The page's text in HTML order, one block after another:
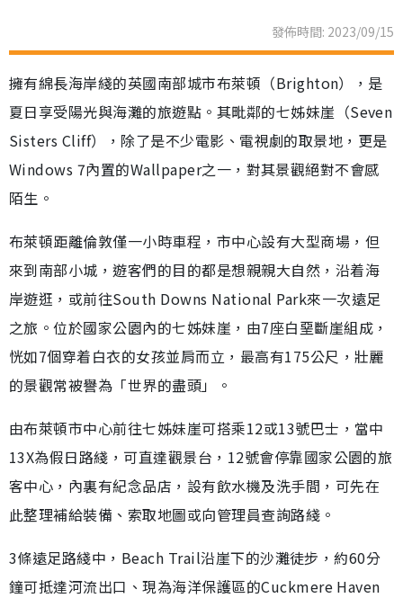
發佈時間: 2023/09/15
擁有綿長海岸綫的英國南部城市布萊頓（Brighton），是
夏日享受陽光與海灘的旅遊點。其毗鄰的七姊妹崖（Seven
Sisters Cliff），除了是不少電影、電視劇的取景地，更是
Windows 7內置的Wallpaper之一，對其景觀絕對不會感
陌生。
布萊頓距離倫敦僅一小時車程，市中心設有大型商場，但
來到南部小城，遊客們的目的都是想親親大自然，沿着海
岸遊逛，或前往South Downs National Park來一次遠足
之旅。位於國家公園內的七姊妹崖，由7座白堊斷崖組成，
恍如7個穿着白衣的女孩並肩而立，最高有175公尺，壯麗
的景觀常被譽為「世界的盡頭」。
由布萊頓市中心前往七姊妹崖可搭乘12或13號巴士，當中
13X為假日路綫，可直達觀景台，12號會停靠國家公園的旅
客中心，內裏有紀念品店，設有飲水機及洗手間，可先在
此整理補給裝備、索取地圖或向管理員查詢路綫。
3條遠足路綫中，Beach Trail沿崖下的沙灘徒步，約60分
鐘可抵達河流出口、現為海洋保護區的Cuckmere Haven